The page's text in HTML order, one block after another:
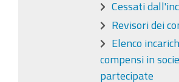
Cessati
Revisori dei
Elenco
compensi in
partecipate